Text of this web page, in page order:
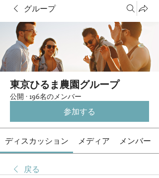
グループ
東京ひるま農園グループ
公開 · 196名のメンバー
参加する
ディスカッション メディア メンバー
戻る